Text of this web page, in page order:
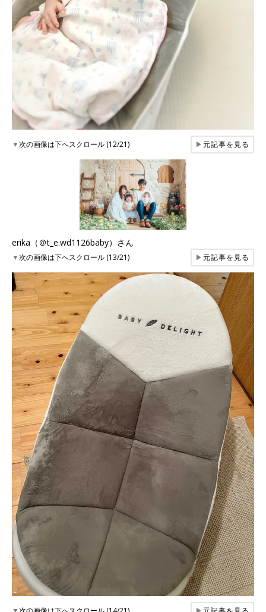
▼次の画像は下へスクロール (12/21) ▶元記事を見る
erika（＠t_e.wd1126baby）さん
▼次の画像は下へスクロール (13/21) ▶元記事を見る